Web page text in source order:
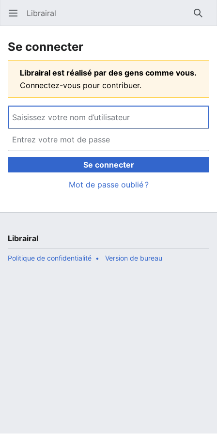
Ouvrir le menu principal Librairal
Se connecter
Librairal est réalisé par des gens comme vous.
Connectez-vous pour contribuer.
Se connecter
Mot de passe oublié ?
Librairal
Politique de confidentialité Version de bureau